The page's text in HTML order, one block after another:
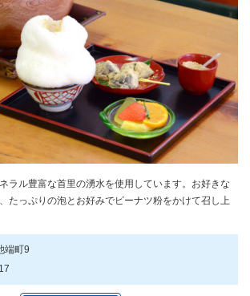
ラル豊富な首里の湧水を使用しています。お好きな
たっぷりの泡とお好みでピーナツ粉をかけて召し上
端町9